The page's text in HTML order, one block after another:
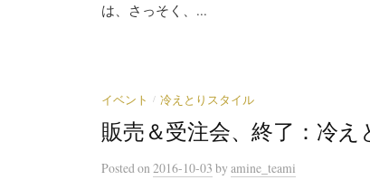
は、さっそく、...
イベント / 冷えとりスタイル
販売＆受注会、終了：冷
Postedon 2016-10-03 by amine_teami